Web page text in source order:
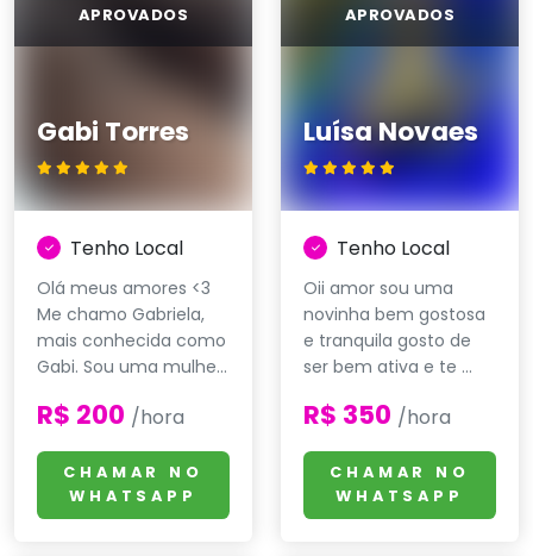
Gabi Torres
Tenho Local
Olá meus amores <3
Me chamo Gabriela,
mais conhecida como
Gabi. Sou uma mulhe...
R$ 200 /hora
CHAMAR NO
WHATSAPP
Luísa Novaes
Tenho Local
Oii amor sou uma
novinha bem gostosa
e tranquila gosto de
ser bem ativa e te ...
R$ 350 /hora
CHAMAR NO
WHATSAPP